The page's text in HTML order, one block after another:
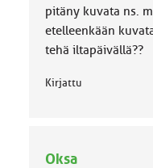
pitäny kuvata ns.
etelleenkään
tehä iltapäivällä??
Kirjattu
Oksa